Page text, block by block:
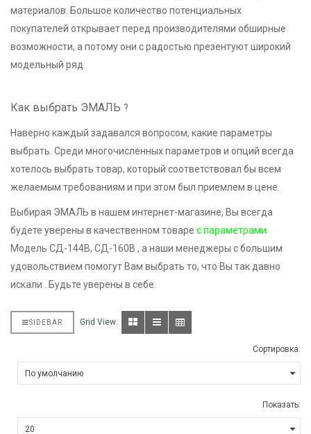
материалов. Большое количество потенциальных
покупателей открывает перед производителями обширные
возможности, а потому они с радостью презентуют широкий
модельный ряд.
Как выбрать ЭМАЛЬ ?
Наверно каждый задавался вопросом, какие параметры
выбрать. Среди многочисленных параметров и опций всегда
хотелось выбрать товар, который соответствовал бы всем
желаемым требованиям и при этом был приемлем в цене.
Выбирая ЭМАЛЬ в нашем интернет-магазине, Вы всегда
будете уверены в качественном товаре с параметрами
Модель СД-144В, СД-160В , а наши менеджеры с большим
удовольствием помогут Вам выбрать то, что Вы так давно
искали . Будьте уверены в себе.
SIDEBAR Grid View:
Сортировка:
Показать: